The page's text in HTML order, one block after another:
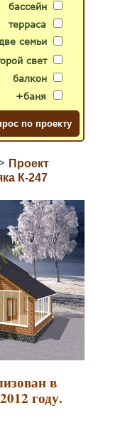
бассейн
свет
семьи
терраса
балкон
+баня
Проект
К-247
в
году.